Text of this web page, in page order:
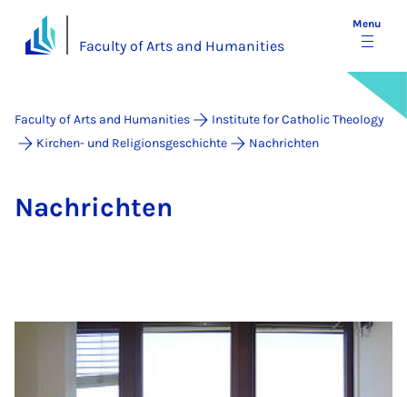
Faculty of Arts and Humanities
Menu
Faculty of Arts and Humanities
Institute for Catholic Theology
Kirchen- und Religionsgeschichte
Nachrichten
Na­chricht­en